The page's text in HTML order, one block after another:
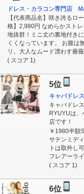
ドレス・カラコン専門店
【代表商品名】咲き誇るロ
格】2,980円 なめらかスト
地抜群！ミニ丈の裏地付き
くくなっています。 お腹は
リ。大人なムード漂わす薔
( スコア 1)
5位
キャバドレ
キャバドレ
RYUYUは
店です！
￥1980半額
サテンミデ
トは取外し
フレアーラ
( スコア 1)
6位